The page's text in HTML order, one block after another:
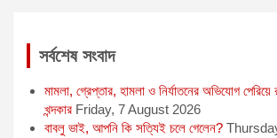
সর্বশেষ সংবাদ
মামলা, গ্রেপ্তার, হামলা ও নির্যাতনের অভিযোগ
খন্দকার Friday, 7 August 2026
বাবলু ভাই, আপনি কি সত্যিই চলে গেলেন?